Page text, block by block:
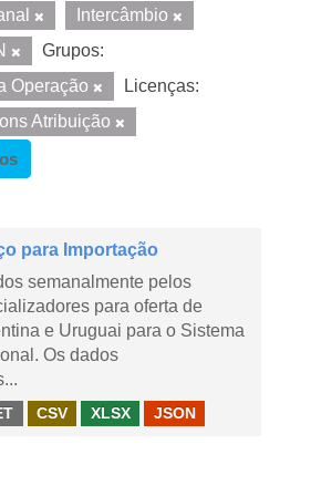
Intercâmbio
Grupos:
Operação
Licenças:
Atribuição
para Importação
semanalmente pelos
para oferta de
e Uruguai para o Sistema
Os dados
CSV XLSX JSON